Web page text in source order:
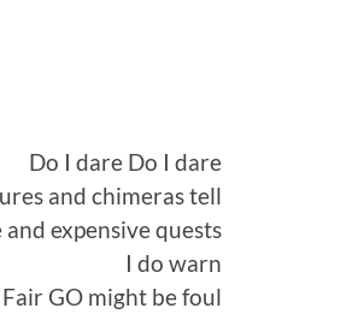
Do I dare Do I dare
and chimeras tell
expensive quests
I do warn
Fair GO might be foul